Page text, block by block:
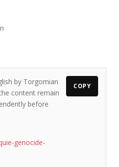
by Torgomian
content remain
before
genocide-
COPY